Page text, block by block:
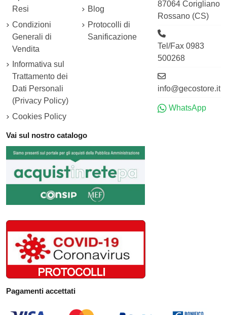
Resi
Condizioni
Generali di
Vendita
Informativa sul
Trattamento dei
Dati Personali
(Privacy Policy)
Cookies Policy
Blog
Protocolli di
Sanificazione
87064 Corigliano
Rossano (CS)
Tel/Fax 0983
500268
info@gecostore.it
WhatsApp
Vai sul nostro catalogo
Pagamenti accettati